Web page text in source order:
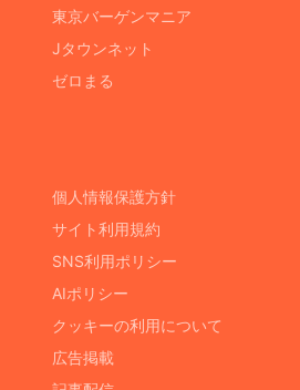
東京バーゲンマニア
Jタウンネット
ゼロまる
個人情報保護方針
サイト利用規約
SNS利用ポリシー
AIポリシー
クッキーの利用について
広告掲載